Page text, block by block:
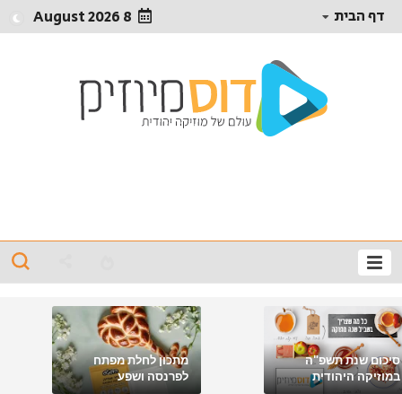
דף הבית 8 August 2026
סיכום שנת תשפ"ה
במוזיקה היהודית
מתכון לחלת מפתח
לפרנסה ושפע